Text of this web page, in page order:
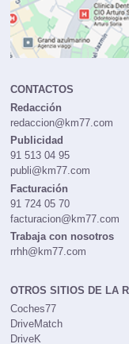
CONTACTOS
Redacción
redaccion@km77.com
Publicidad
91 513 04 95
publi@km77.com
Facturación
91 724 05 70
facturacion@km77.com
Trabaja con nosotros
rrhh@km77.com
OTROS SITIOS DE LA
Coches77
DriveMatch
DriveK